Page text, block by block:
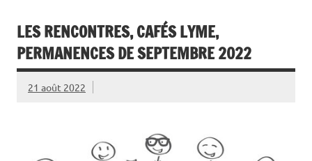
LES RENCONTRES, CAFÉS LYME,
PERMANENCES DE SEPTEMBRE 2022
21 août 2022